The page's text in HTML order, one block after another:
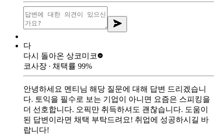
다
다시 돌아온 상코미코
코사장 ∙ 채택률 99%
안녕하세요 멘티님 해당 질문에 대해 답변 드리겠습니
다. 토익을 필수로 보는 기업이 아니면 요즘은 스피킹을
더 선호합니다. 오픽만 취득하셔도 괜찮습니다. 도움이
된 답변이라면 채택 부탁드려요! 취업에 성공하시길 바
랍니다!